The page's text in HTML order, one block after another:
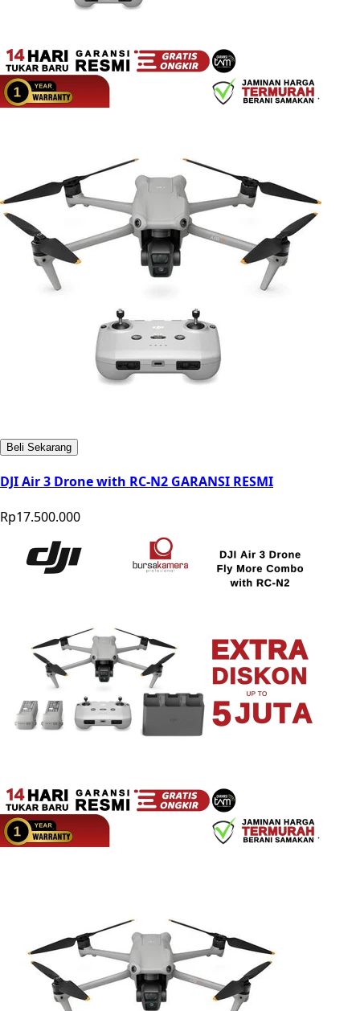
Beli Sekarang
DJI Air 3 Drone with RC-N2 GARANSI RESMI
Rp17.500.000